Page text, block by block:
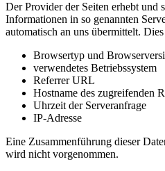
Der Provider der Seiten erhebt und
Informationen in so genannten
automatisch an uns übermittelt.
Browsertyp und
verwendetes Betriebssystem
Referrer URL
Hostname des zugreifenden
Uhrzeit der Serveranfrage
IP-Adresse
Eine Zusammenführung dieser
wird nicht vorgenommen.